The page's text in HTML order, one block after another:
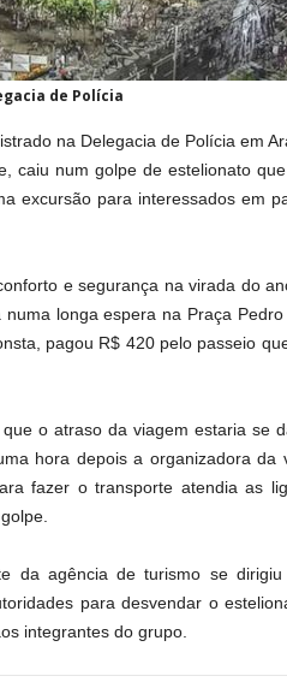
de Polícia
na Delegacia de Polícia em
caiu num golpe de estelionato
excursão para interessados em
e segurança na virada do
longa espera na Praça
pagou R$ 420 pelo passeio
o atraso da viagem estaria se
hora depois a organizadora da
fazer o transporte atendia as
da agência de turismo se
para desvendar o
integrantes do grupo.